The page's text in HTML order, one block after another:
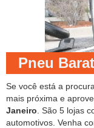
Pneu
Se você está a
mais próxima e
Janeiro . São 5 lojas
automotivos. Venha